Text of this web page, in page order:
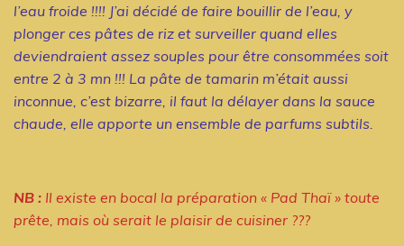
l’eau froide !!!! J’ai décidé de faire bouillir de l’eau, y
plonger ces pâtes de riz et surveiller quand elles
deviendraient assez souples pour être consommées soit
entre 2 à 3 mn !!! La pâte de tamarin m’était aussi
inconnue, c’est bizarre, il faut la délayer dans la sauce
chaude, elle apporte un ensemble de parfums subtils.
NB : Il existe en bocal la préparation « Pad Thaï » toute
prête, mais où serait le plaisir de cuisiner ???